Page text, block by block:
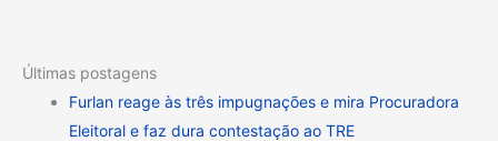
Últimas postagens
Furlan reage às três impugnações e mira Procuradora
Eleitoral e faz dura contestação ao TRE